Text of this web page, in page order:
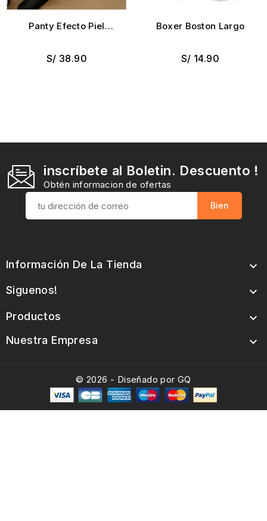
Panty Efecto Piel
S/ 38.90
Boxer Boston Largo
S/ 14.90
inscríbete al Boletin. Descuento !
Obtén informacion de ofertas
Información De La Tienda 
Siguenos! 
Productos 
Nuestra Empresa 
© 2026 - Diseñado por GQ